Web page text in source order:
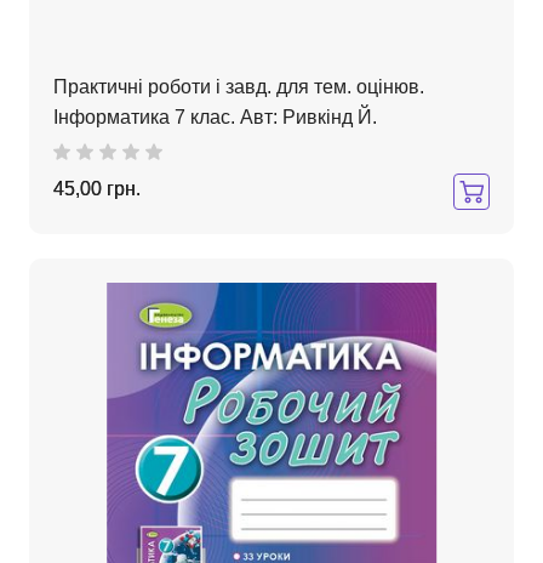
Практичні роботи і завд. для тем. оцінюв.
Інформатика 7 клас. Авт: Ривкінд Й.
45,00 грн.